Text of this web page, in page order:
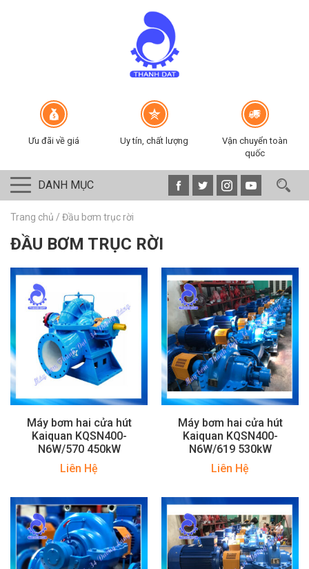
Ưu đãi về giá Uy tín, chất lượng
Vận chuyển toàn
quốc
DANH MỤC
Trang chủ / Đầu bơm trục rời
ĐẦU BƠM TRỤC RỜI
Máy bơm hai cửa hút
Kaiquan KQSN400-
N6W/570 450kW
Liên Hệ
Máy bơm hai cửa hút
Kaiquan KQSN400-
N6W/619 530kW
Liên Hệ